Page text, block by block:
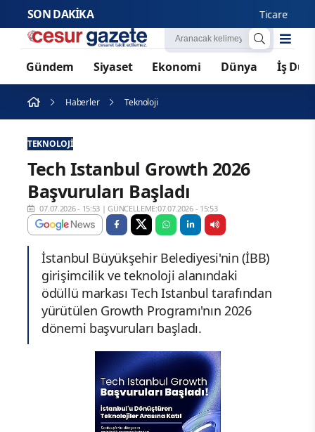
SON DAKİKA Ticaret
Gündem Siyaset Ekonomi Dünya İş
Haberler Teknoloji
TEKNOLOJI
Tech Istanbul Growth 2026
Başvuruları Başladı
07.07.2026 - 15:53 |GÜNCELLEME:07.07.2026 - 15:53
İstanbul Büyükşehir Belediyesi'nin (İBB)
girişimcilik ve teknoloji alanındaki
ödüllü markası Tech Istanbul tarafından
yürütülen Growth Programı'nın 2026
dönemi başvuruları başladı.